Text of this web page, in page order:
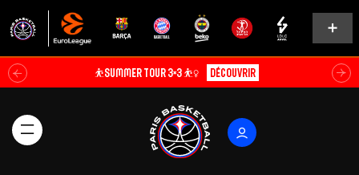
⛹️SUMMER TOUR 3×3 ⛹️‍♀️ Découvrir